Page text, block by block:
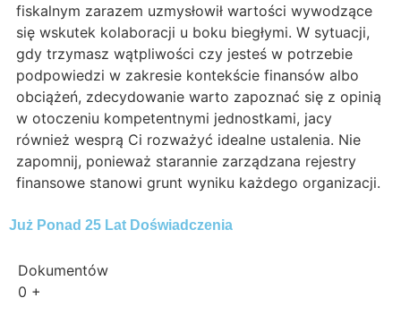
fiskalnym zarazem uzmysłowił wartości wywodzące
się wskutek kolaboracji u boku biegłymi. W sytuacji,
gdy trzymasz wątpliwości czy jesteś w potrzebie
podpowiedzi w zakresie kontekście finansów albo
obciążeń, zdecydowanie warto zapoznać się z opinią
w otoczeniu kompetentnymi jednostkami, jacy
również wesprą Ci rozważyć idealne ustalenia. Nie
zapomnij, ponieważ starannie zarządzana rejestry
finansowe stanowi grunt wyniku każdego organizacji.
Już Ponad 25 Lat Doświadczenia
Dokumentów
0 +